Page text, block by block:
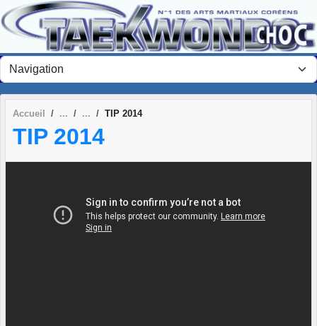
Accueil TIP 2014
TIP 2014
Panneau de gestion des cookies